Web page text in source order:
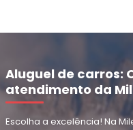
Aluguel de carros:
atendimento da
Escolha a excelência! Na